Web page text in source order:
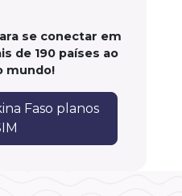
se conectar em
de 190 países ao
mundo!
Faso planos